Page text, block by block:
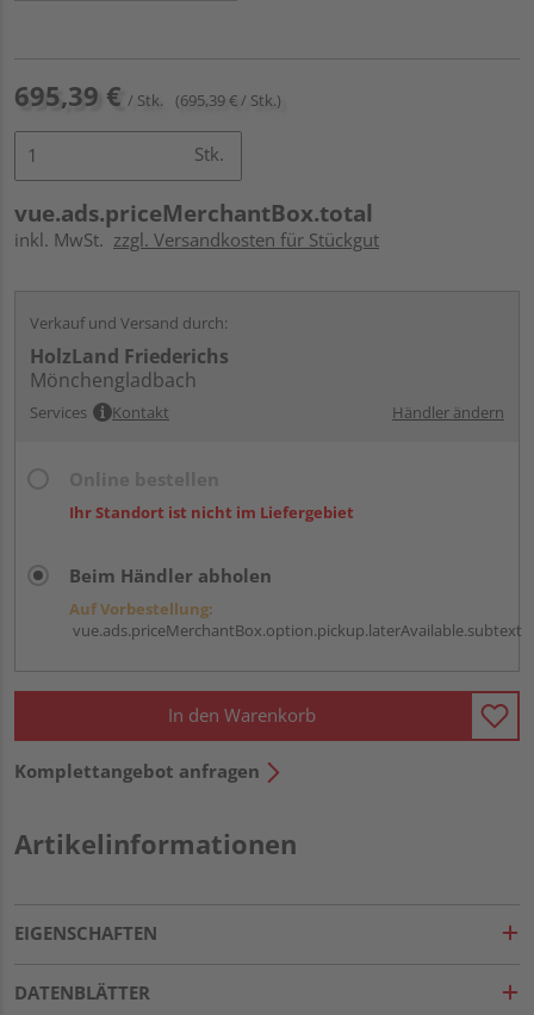
695,39 € / Stk. (695,39 € / Stk.)
Stk.
vue.ads.priceMerchantBox.total
inkl. MwSt. zzgl. Versandkosten für Stückgut
Verkauf und Versand durch:
HolzLand Friederichs
Mönchengladbach
Services Kontakt Händler ändern
Ihr Standort ist nicht im Liefergebiet
Beim Händler abholen
Auf Vorbestellung:
vue.ads.priceMerchantBox.option.pickup.laterAvailable.subtext
In den Warenkorb
Komplettangebot anfragen
Artikelinformationen
EIGENSCHAFTEN
DATENBLÄTTER